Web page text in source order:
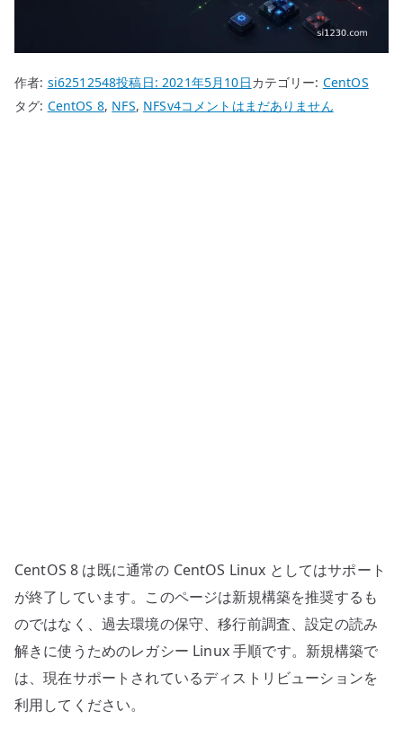
作者: si62512548投稿日:2021年5月10日カテゴリー: CentOS
タグ: CentOS 8, NFS, NFSv4CentOS
コメントはまだありません
CentOS 8 は既に通常の CentOS Linux としてはサポート
が終了しています。このページは新規構築を推奨するも
のではなく、過去環境の保守、移行前調査、設定の読み
解きに使うためのレガシー Linux 手順です。新規構築で
は、現在サポートされているディストリビューションを
利用してください。